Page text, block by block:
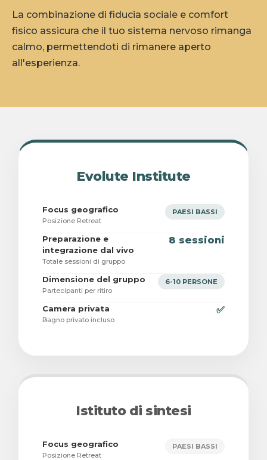
La combinazione di fiducia sociale e comfort
fisico assicura che il tuo sistema nervoso rimanga
calmo, permettendoti di rimanere aperto
all'esperienza.
Evolute Institute
Focus geografico
Posizione Retreat
PAESI BASSI
Preparazione e
integrazione dal vivo
Totale sessioni di gruppo
8 sessioni
Dimensione del gruppo
Partecipanti per ritiro
6-10 PERSONE
Camera privata
Bagno privato incluso
✅
Istituto di sintesi
Focus geografico
Posizione Retreat
PAESI BASSI